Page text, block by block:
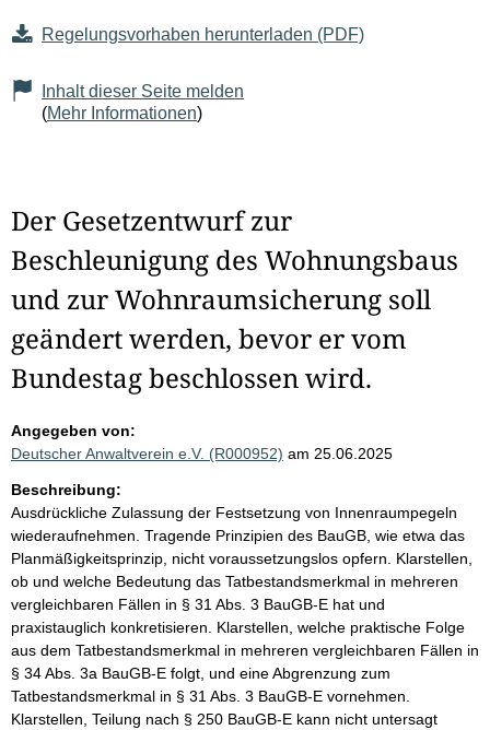
Regelungsvorhaben herunterladen (PDF)
Inhalt dieser Seite melden
(Mehr Informationen)
Der Gesetzentwurf zur
Beschleunigung des Wohnungsbaus
und zur Wohnraumsicherung soll
geändert werden, bevor er vom
Bundestag beschlossen wird.
Angegeben von:
Deutscher Anwaltverein e.V. (R000952) am 25.06.2025
Beschreibung:
Ausdrückliche Zulassung der Festsetzung von Innenraumpegeln
wiederaufnehmen. Tragende Prinzipien des BauGB, wie etwa das
Planmäßigkeitsprinzip, nicht voraussetzungslos opfern. Klarstellen,
ob und welche Bedeutung das Tatbestandsmerkmal in mehreren
vergleichbaren Fällen in § 31 Abs. 3 BauGB-E hat und
praxistauglich konkretisieren. Klarstellen, welche praktische Folge
aus dem Tatbestandsmerkmal in mehreren vergleichbaren Fällen in
§ 34 Abs. 3a BauGB-E folgt, und eine Abgrenzung zum
Tatbestandsmerkmal in § 31 Abs. 3 BauGB-E vornehmen.
Klarstellen, Teilung nach § 250 BauGB-E kann nicht untersagt